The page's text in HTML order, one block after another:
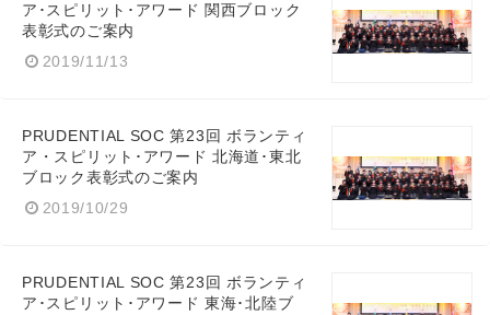
ア･スピリット･アワード 関西ブロック
表彰式のご案内
2019/11/13
PRUDENTIAL SOC 第23回 ボランティ
ア・スピリット･アワード 北海道･東北
ブロック表彰式のご案内
2019/10/29
PRUDENTIAL SOC 第23回 ボランティ
ア･スピリット･アワード 東海･北陸ブ